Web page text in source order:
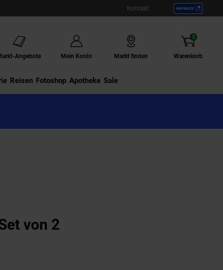
Kontakt
Angebote Mein Konto Markt finden Warenkorb
0
Artikel
Externer Link:
Reisen Externer Link:
Fotoshop Externer Link:
Apotheke Sale
von 2